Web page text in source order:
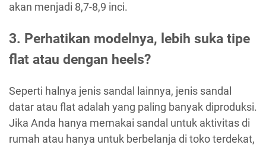
akan menjadi 8,7-8,9 inci.
3. Perhatikan modelnya, lebih suka tipe
flat atau dengan heels?
Seperti halnya jenis sandal lainnya, jenis sandal
datar atau flat adalah yang paling banyak diproduksi.
Jika Anda hanya memakai sandal untuk aktivitas di
rumah atau hanya untuk berbelanja di toko terdekat,